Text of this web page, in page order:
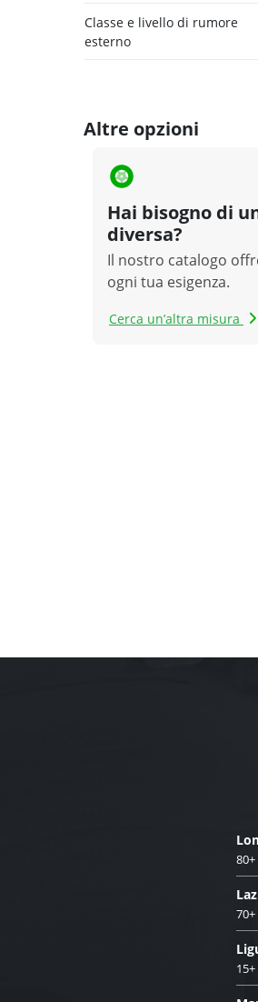
Classe e livello di rumore
esterno
Altre opzioni
Hai bisogno di
diversa?
Il nostro catalogo
ogni tua esigenza.
Cerca un’altra misura